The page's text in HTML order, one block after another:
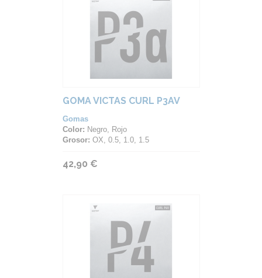
GOMA VICTAS CURL P3AV
Gomas
Color: Negro, Rojo
Grosor: OX, 0.5, 1.0, 1.5
42,90 €